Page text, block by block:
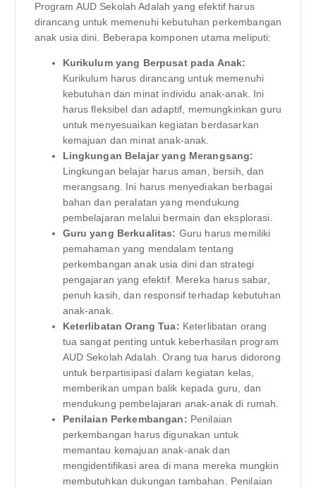
Program AUD Sekolah Adalah yang efektif harus
dirancang untuk memenuhi kebutuhan perkembangan
anak usia dini. Beberapa komponen utama meliputi:
Kurikulum yang Berpusat pada Anak:
Kurikulum harus dirancang untuk memenuhi
kebutuhan dan minat individu anak-anak. Ini
harus fleksibel dan adaptif, memungkinkan guru
untuk menyesuaikan kegiatan berdasarkan
kemajuan dan minat anak-anak.
Lingkungan Belajar yang Merangsang:
Lingkungan belajar harus aman, bersih, dan
merangsang. Ini harus menyediakan berbagai
bahan dan peralatan yang mendukung
pembelajaran melalui bermain dan eksplorasi.
Guru yang Berkualitas: Guru harus memiliki
pemahaman yang mendalam tentang
perkembangan anak usia dini dan strategi
pengajaran yang efektif. Mereka harus sabar,
penuh kasih, dan responsif terhadap kebutuhan
anak-anak.
Keterlibatan Orang Tua: Keterlibatan orang
tua sangat penting untuk keberhasilan program
AUD Sekolah Adalah. Orang tua harus didorong
untuk berpartisipasi dalam kegiatan kelas,
memberikan umpan balik kepada guru, dan
mendukung pembelajaran anak-anak di rumah.
Penilaian Perkembangan: Penilaian
perkembangan harus digunakan untuk
memantau kemajuan anak-anak dan
mengidentifikasi area di mana mereka mungkin
membutuhkan dukungan tambahan. Penilaian